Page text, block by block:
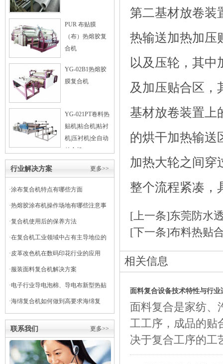
PUR 布贴膜
（布）热熔胶复
合机
YG-02B1热熔胶
膜复合机
YG-021PT卷料热
贴机|粘合机|粘衬
机|压衬机|全自动
粘合机
更多>>
行业解决方案
·涂布复合机特点有哪些方面
·热熔胶涂布机操作场地有哪些注意事
项
·复合机使用后的保养方法
·在复合机工业领域中占有主导地位的
干式复合机
·皮革改色机在数码印花行业的应用
·服装面料复合机解决方案
·电子行业导电泡棉、导电布新型热贴
复合
·海绵复合机如何做到高要求海绵复
更多>>
联系我们
第二基材放卷装
热输送加热加压
以及压轮，其中
及加压贴合区，
基材放卷装置上
的烘干加热输送
加热大轮之间穿
整个流程紧凑，
[上一条]东莞防水
[下一条]布料热贴
相关信息
面料复合设备技术特性与行业
面料复合是家纺、
工工序，成品的贴
决于复合工序的工